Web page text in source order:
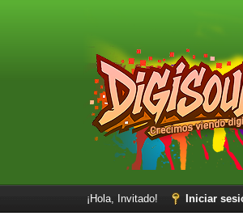
¡Hola, Invitado! Iniciar